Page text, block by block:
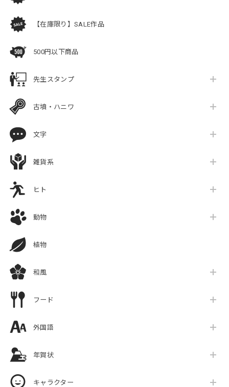
【在庫限り】SALE作品
500円以下商品
先生スタンプ
古墳・ハニワ
文字
雑貨系
ヒト
動物
植物
和風
フード
外国語
年賀状
キャラクター